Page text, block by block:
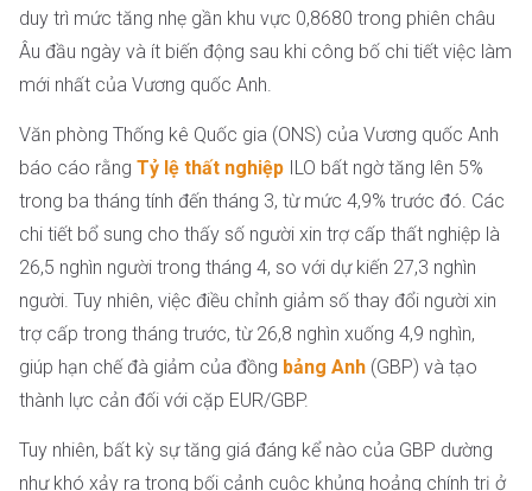
duy trì mức tăng nhẹ gần khu vực 0,8680 trong phiên châu
Âu đầu ngày và ít biến động sau khi công bố chi tiết việc làm
mới nhất của Vương quốc Anh.
Văn phòng Thống kê Quốc gia (ONS) của Vương quốc Anh
báo cáo rằng Tỷ lệ thất nghiệp ILO bất ngờ tăng lên 5%
trong ba tháng tính đến tháng 3, từ mức 4,9% trước đó. Các
chi tiết bổ sung cho thấy số người xin trợ cấp thất nghiệp là
26,5 nghìn người trong tháng 4, so với dự kiến 27,3 nghìn
người. Tuy nhiên, việc điều chỉnh giảm số thay đổi người xin
trợ cấp trong tháng trước, từ 26,8 nghìn xuống 4,9 nghìn,
giúp hạn chế đà giảm của đồng bảng Anh (GBP) và tạo
thành lực cản đối với cặp EUR/GBP.
Tuy nhiên, bất kỳ sự tăng giá đáng kể nào của GBP dường
như khó xảy ra trong bối cảnh cuộc khủng hoảng chính trị ở